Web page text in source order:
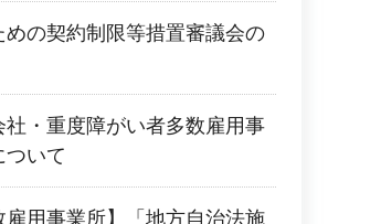
の契約制限等措置審議会の
・重度障がい者多数雇用事
いて
雇用事業所】「地方自治法施